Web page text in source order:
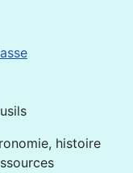
histoire